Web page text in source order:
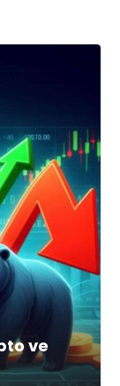
ve